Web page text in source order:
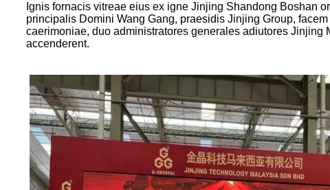
Ignis fornacis vitreae eius ex igne Jinjing Shandong Boshan
principalis Domini Wang Gang, praesidis Jinjing Group,
caerimoniae, duo administratores generales adiutores
accenderent.